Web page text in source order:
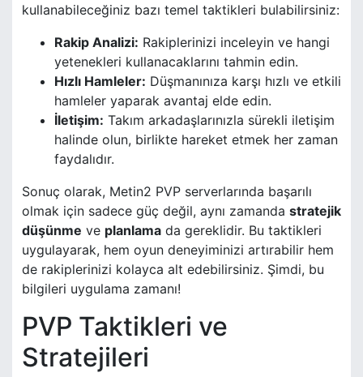
kullanabileceğiniz bazı temel taktikleri bulabilirsiniz:
Rakip Analizi: Rakiplerinizi inceleyin ve hangi
yetenekleri kullanacaklarını tahmin edin.
Hızlı Hamleler: Düşmanınıza karşı hızlı ve etkili
hamleler yaparak avantaj elde edin.
İletişim: Takım arkadaşlarınızla sürekli iletişim
halinde olun, birlikte hareket etmek her zaman
faydalıdır.
Sonuç olarak, Metin2 PVP serverlarında başarılı
olmak için sadece güç değil, aynı zamanda stratejik
düşünme ve planlama da gereklidir. Bu taktikleri
uygulayarak, hem oyun deneyiminizi artırabilir hem
de rakiplerinizi kolayca alt edebilirsiniz. Şimdi, bu
bilgileri uygulama zamanı!
PVP Taktikleri ve
Stratejileri